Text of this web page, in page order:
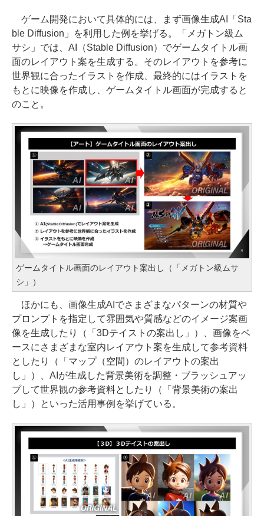
ゲーム開発において具体的には、まず画像生成AI「Sta
ble Diffusion」を利用した例を挙げる。「メガトン級ム
サシ」では、AI（Stable Diffusion）でゲームタイトル画
面のレイアウト案を生成する。そのレイアウトを参考に
世界観に合ったイラストを作成、最終的にはイラストを
もとに映像を作成し、ゲームタイトル画面が完成すると
のこと。
ゲームタイトル画面のレイアウト案出し（「メガトン級ムサ
シ」）
ほかにも、画像生成AIでさまざまなパターンの材質や
プロンプトを指定して雰囲気や質感などのイメージ案画
像を生成したり（「3Dテイストの案出し」）、画像をベ
ースにさまざまな室内レイアウト案を生成して参考資料
としたり（「マップ（空間）のレイアウトの案出
し」）、AIが生成した背景美術を調整・ブラッシュアッ
プして世界観の参考資料としたり（「背景美術の案出
し」）といった活用事例を挙げている。